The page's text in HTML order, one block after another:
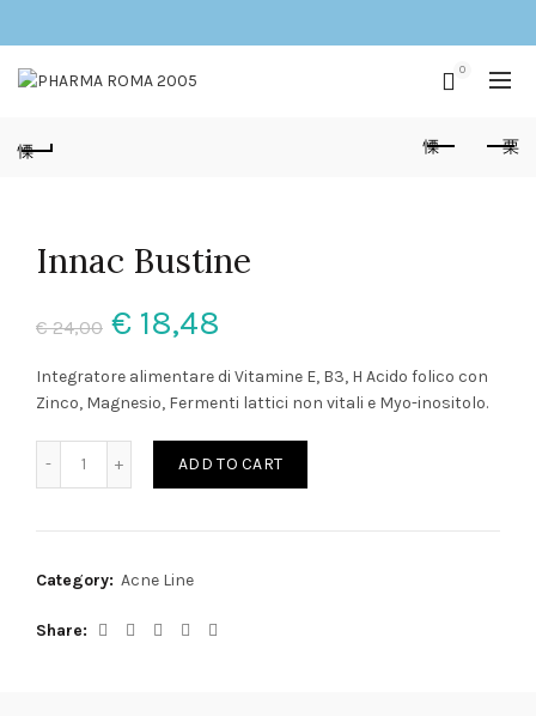
0
Innac Bustine
€24,00 Original
price
€ 24,00.
€ 18,48
price
€ 18,48.
Integratore alimentare di Vitamine E, B3, H Acido folico con
Zinco, Magnesio, Fermenti lattici non vitali e Myo-inositolo.
ADD TO CART
Category: Acne Line
Share